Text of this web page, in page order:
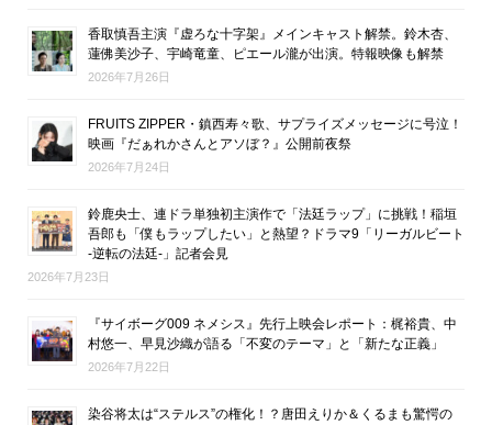
香取慎吾主演『虚ろな十字架』メインキャスト解禁。鈴木杏、
蓮佛美沙子、宇崎竜童、ピエール瀧が出演。特報映像も解禁
2026年7月26日
FRUITS ZIPPER・鎮西寿々歌、サプライズメッセージに号泣！
映画『だぁれかさんとアソぼ？』公開前夜祭
2026年7月24日
鈴鹿央士、連ドラ単独初主演作で「法廷ラップ」に挑戦！稲垣
吾郎も「僕もラップしたい」と熱望？ドラマ9「リーガルビート
-逆転の法廷-」記者会見
2026年7月23日
『サイボーグ009 ネメシス』先行上映会レポート：梶裕貴、中
村悠一、早見沙織が語る「不変のテーマ」と「新たな正義」
2026年7月22日
染谷将太は“ステルス”の権化！？唐田えりか＆くるまも驚愕の